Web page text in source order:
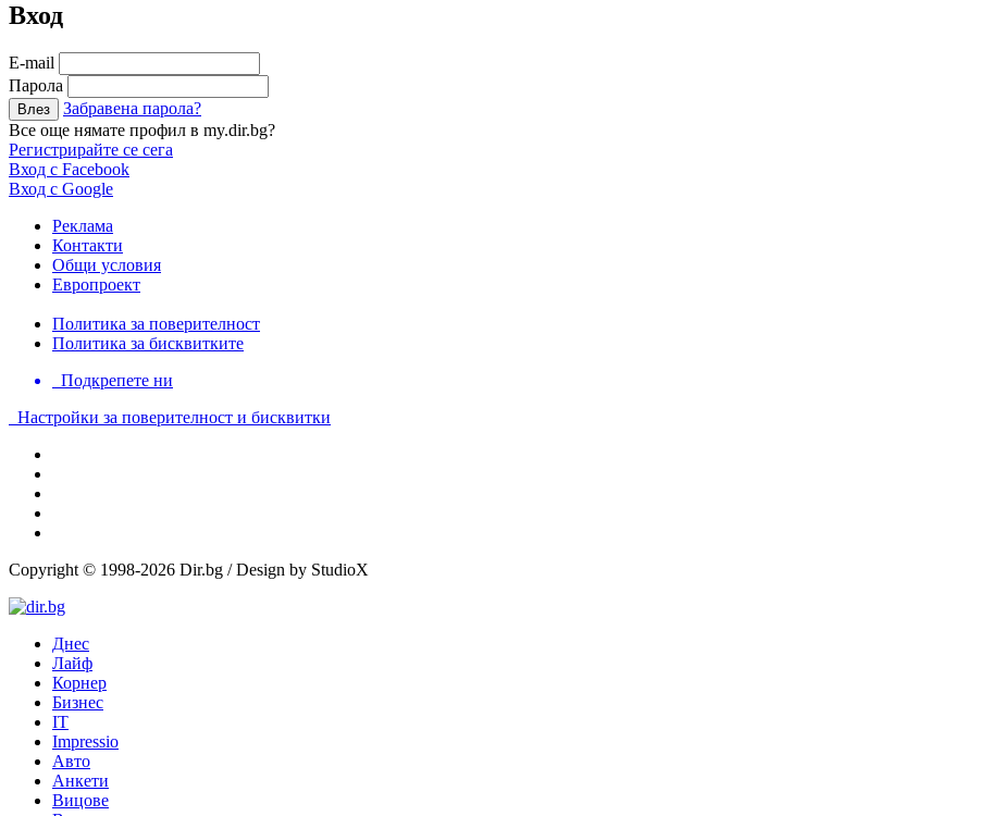
Вход
Е-mail
Парола
Забравена парола?
Все още нямате профил в my.dir.bg?
Регистрирайте се сега
Вход с Facebook
Вход с Google
Реклама
Контакти
Общи условия
Европроект
Политика за поверителност
Политика за бисквитките
Подкрепете ни
Настройки за поверителност и бисквитки
Copyright © 1998-2026 Dir.bg / Design by StudioX
Днес
Лайф
Корнер
Бизнес
IT
Impressio
Авто
Анкети
Вицове